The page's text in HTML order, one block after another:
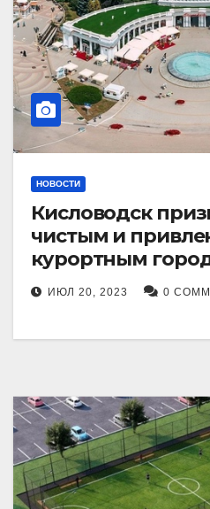
НОВОСТИ
Кисловодск
чистым и
курортным
ИЮЛ 20, 2023 0